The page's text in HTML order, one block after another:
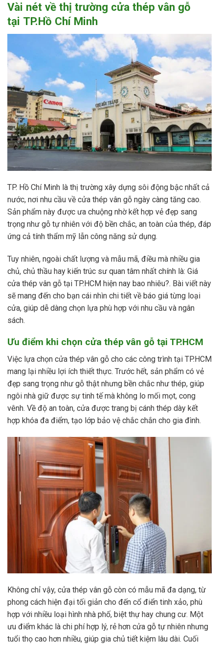
Vài nét về thị trường cửa thép vân gỗ
tại TP.Hồ Chí Minh
TP. Hồ Chí Minh là thị trường xây dựng sôi động bậc nhất cả
nước, nơi nhu cầu về cửa thép vân gỗ ngày càng tăng cao.
Sản phẩm này được ưa chuộng nhờ kết hợp vẻ đẹp sang
trọng như gỗ tự nhiên với độ bền chắc, an toàn của thép, đáp
ứng cả tính thẩm mỹ lẫn công năng sử dụng.
Tuy nhiên, ngoài chất lượng và mẫu mã, điều mà nhiều gia
chủ, chủ thầu hay kiến trúc sư quan tâm nhất chính là: Giá
cửa thép vân gỗ tại TP.HCM hiện nay bao nhiêu?. Bài viết này
sẽ mang đến cho bạn cái nhìn chi tiết về báo giá từng loại
cửa, giúp dễ dàng chọn lựa phù hợp với nhu cầu và ngân
sách.
Ưu điểm khi chọn cửa thép vân gỗ tại TP.HCM
Việc lựa chọn cửa thép vân gỗ cho các công trình tại TP.HCM
mang lại nhiều lợi ích thiết thực. Trước hết, sản phẩm có vẻ
đẹp sang trọng như gỗ thật nhưng bền chắc như thép, giúp
ngôi nhà giữ được sự tinh tế mà không lo mối mọt, cong
vênh. Về độ an toàn, cửa được trang bị cánh thép dày kết
hợp khóa đa điểm, tạo lớp bảo vệ chắc chắn cho gia đình.
Không chỉ vậy, cửa thép vân gỗ còn có mẫu mã đa dạng, từ
phong cách hiện đại tối giản cho đến cổ điển tinh xảo, phù
hợp với nhiều loại hình nhà phố, biệt thự hay chung cư. Một
ưu điểm khác là chi phí hợp lý, rẻ hơn cửa gỗ tự nhiên nhưng
tuổi thọ cao hơn nhiều, giúp gia chủ tiết kiệm lâu dài. Cuối